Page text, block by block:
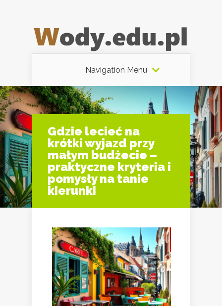
Navigation Menu
Gdzie lecieć na
krótki wyjazd przy
małym budżecie –
praktyczne kryteria i
pomysły na tanie
kierunki